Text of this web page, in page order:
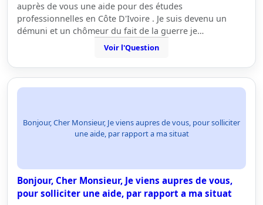
auprès de vous une aide pour des études
professionnelles en Côte D'Ivoire . Je suis devenu un
démuni et un chômeur du fait de la guerre je…
Voir l'Question
Bonjour, Cher Monsieur, Je viens aupres de vous, pour solliciter
une aide, par rapport a ma situat
Bonjour, Cher Monsieur, Je viens aupres de vous,
pour solliciter une aide, par rapport a ma situat